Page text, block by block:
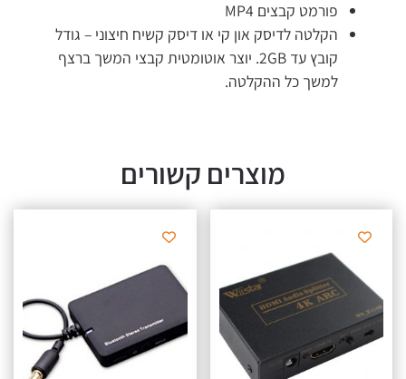
פורמט קבצים MP4
הקלטה לדיסק און קי או דיסק קשיח חיצוני – גודל
קובץ עד 2GB. יוצר אוטומטית קבצי המשך ברצף
למשך כל ההקלטה.
מוצרים קשורים